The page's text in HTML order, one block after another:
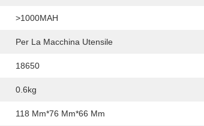
>1000MAH
Per La Macchina Utensile
18650
0.6kg
118 Mm*76 Mm*66 Mm